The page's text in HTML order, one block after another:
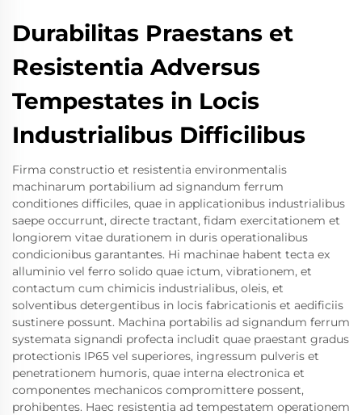
Durabilitas Praestans et
Resistentia Adversus
Tempestates in Locis
Industrialibus Difficilibus
Firma constructio et resistentia environmentalis
machinarum portabilium ad signandum ferrum
conditiones difficiles, quae in applicationibus industrialibus
saepe occurrunt, directe tractant, fidam exercitationem et
longiorem vitae durationem in duris operationalibus
condicionibus garantantes. Hi machinae habent tecta ex
alluminio vel ferro solido quae ictum, vibrationem, et
contactum cum chimicis industrialibus, oleis, et
solventibus detergentibus in locis fabricationis et aedificiis
sustinere possunt. Machina portabilis ad signandum ferrum
systemata signandi profecta includit quae praestant gradus
protectionis IP65 vel superiores, ingressum pulveris et
penetrationem humoris, quae interna electronica et
componentes mechanicos compromittere possent,
prohibentes. Haec resistentia ad tempestatem operationem